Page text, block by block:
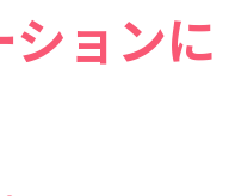
ョンに